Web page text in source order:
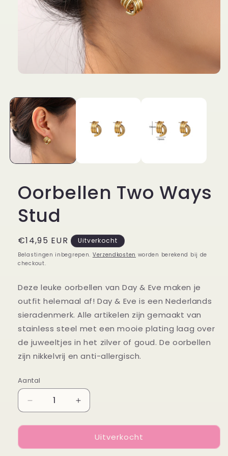
in
modaal
Oorbellen Two Ways
Stud
Normale
prijs
€14,95 EUR Uitverkocht
Belastingen inbegrepen. Verzendkosten worden berekend bij de
checkout.
Deze leuke oorbellen van Day & Eve maken je
outfit helemaal af! Day & Eve is een Nederlands
sieradenmerk. Alle artikelen zijn gemaakt van
stainless steel met een mooie plating laag over
de juweeltjes in het zilver of goud. De oorbellen
zijn nikkelvrij en anti-allergisch.
Aantal
Aantal
Aantal
verlagen
voor
Two
Aantal
verhogen
voor
Oorbellen
Two
Uitverkocht